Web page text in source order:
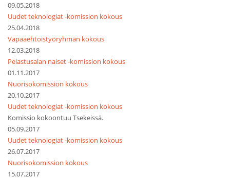
09.05.2018
Uudet teknologiat -komission kokous
25.04.2018
Vapaaehtoistyöryhmän kokous
12.03.2018
Pelastusalan naiset -komission kokous
01.11.2017
Nuorisokomission kokous
20.10.2017
Uudet teknologiat -komission kokous
Komissio kokoontuu Tsekeissä.
05.09.2017
Uudet teknologiat -komission kokous
26.07.2017
Nuorisokomission kokous
15.07.2017